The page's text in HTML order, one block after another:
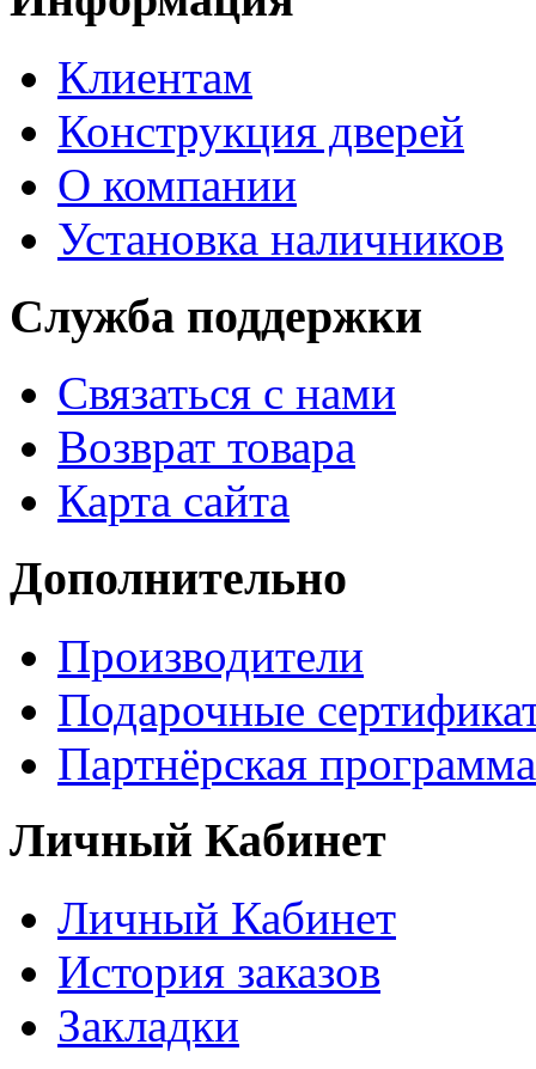
Клиентам
Конструкция дверей
О компании
Установка наличников
Служба поддержки
Связаться с нами
Возврат товара
Карта сайта
Дополнительно
Производители
Подарочные
Партнёрская программа
Личный Кабинет
Личный Кабинет
История заказов
Закладки